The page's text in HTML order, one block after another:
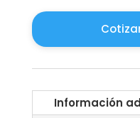
Información